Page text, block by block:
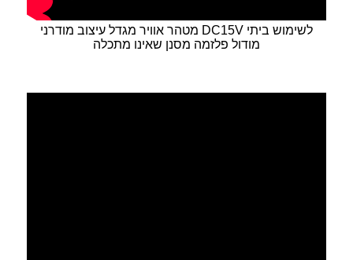
מטהר אוויר מגדל עיצוב מודרני DC15V לשימוש ביתי
מודול פלזמה מסנן שאינו מתכלה